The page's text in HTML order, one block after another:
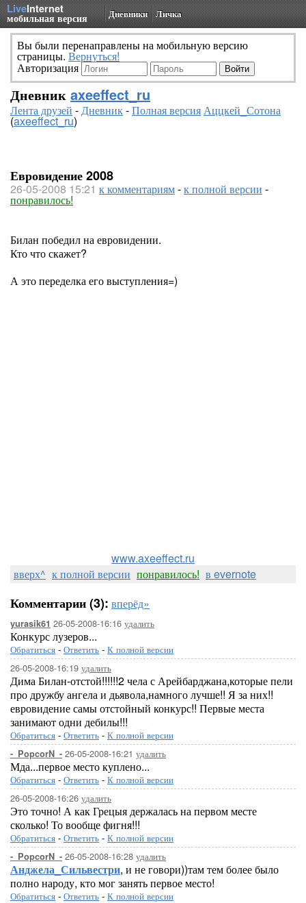
LiveInternet
мобильная версия Дневники Личка
Вы были перенаправлены на мобильную версию
страницы. Вернуться!
Авторизация
Дневник axeeffect_ru
Лента друзей -Дневник-Полная версияАццкей_Сотона
(axeeffect_ru)
Евровидение 2008
26-05-2008 15:21 к комментариям-к полной версии -
понравилось!
Билан победил на евровидении.
Кто что скажет?
А это переделка его выступления=)
www.axeeffect.ru
вверх^ к полной версии понравилось! в evernote
Комментарии (3): вперёд»
yurasik61 26-05-2008-16:16 удалить
Конкурс лузеров...
Обратиться - Ответить - К полной версии
26-05-2008-16:19 удалить
Дима Билан-отстой!!!!!!2 чела с Арейбарджана,которые пели
про дружбу ангела и дьявола,намного лучше!! Я за них!!
евровидение самы отстойный конкурс!! Первые места
занимают одни дебилы!!!
Обратиться - Ответить - К полной версии
-_PopcorN_- 26-05-2008-16:21 удалить
Мда...первое место куплено...
Обратиться - Ответить - К полной версии
26-05-2008-16:26 удалить
Это точно! А как Грецыя держалась на первом месте
сколько! То вообще фигня!!!
Обратиться - Ответить - К полной версии
-_PopcorN_- 26-05-2008-16:28 удалить
Анджела_Сильвестри, и не говори))там тем более было
полно народу, кто мог занять первое место!
Обратиться - Ответить - К полной версии